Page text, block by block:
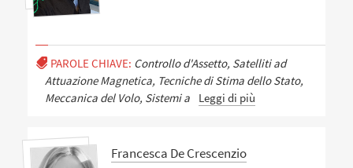
PAROLE CHIAVE: Controllo d'Assetto, Satelliti ad
Attuazione Magnetica, Tecniche di Stima dello Stato,
Meccanica del Volo, Sistemi a
Leggi di più
Francesca De Crescenzio